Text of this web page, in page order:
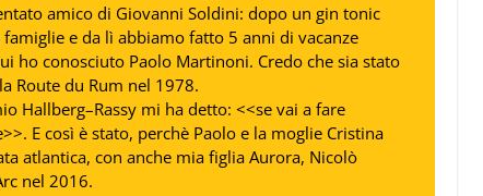
amico di Giovanni Soldini: dopo un gin tonic
e da lì abbiamo fatto 5 anni di vacanze
ho conosciuto Paolo Martinoni. Credo che sia stato
Route du Rum nel 1978.
Hallberg–Rassy mi ha detto: <<se vai a fare
E così è stato, perchè Paolo e la moglie Cristina
atlantica, con anche mia figlia Aurora, Nicolò
nel 2016.